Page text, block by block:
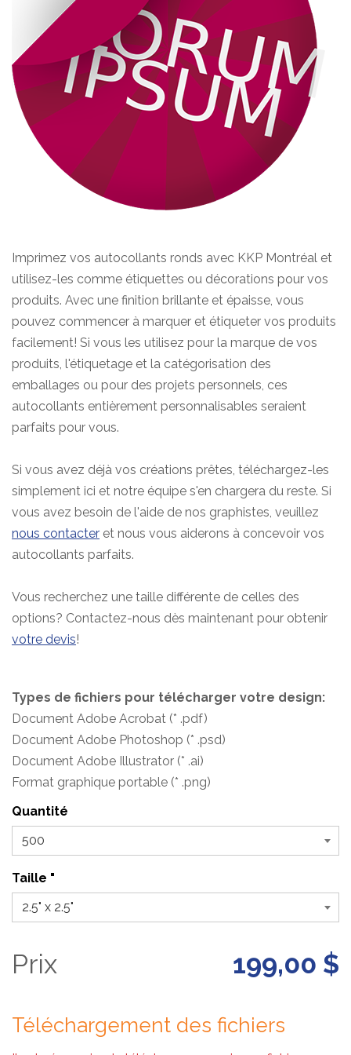
Imprimez vos autocollants ronds avec KKP Montréal et
utilisez-les comme étiquettes ou décorations pour vos
produits. Avec une finition brillante et épaisse, vous
pouvez commencer à marquer et étiqueter vos produits
facilement! Si vous les utilisez pour la marque de vos
produits, l'étiquetage et la catégorisation des
emballages ou pour des projets personnels, ces
autocollants entièrement personnalisables seraient
parfaits pour vous.
Si vous avez déjà vos créations prêtes, téléchargez-les
simplement ici et notre équipe s'en chargera du reste. Si
vous avez besoin de l'aide de nos graphistes, veuillez
nous contacter et nous vous aiderons à concevoir vos
autocollants parfaits.
Vous recherchez une taille différente de celles des
options? Contactez-nous dès maintenant pour obtenir
votre devis!
Types de fichiers pour télécharger votre design:
Document Adobe Acrobat (* .pdf)
Document Adobe Photoshop (* .psd)
Document Adobe Illustrator (* .ai)
Format graphique portable (* .png)
Quantité
Taille "
Prix 199,00 $
Téléchargement des fichiers